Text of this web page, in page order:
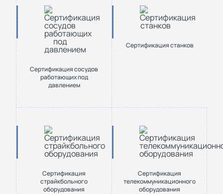
Сертификация сосудов
работающих под
давлением
Сертификация станков
Сертификация
страйкбольного
оборудования
Сертификация
телекоммуникационного
оборудования